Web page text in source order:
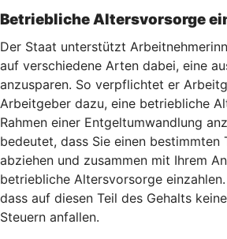
Betriebliche Altersvorsorge
Der Staat unterstützt
auf verschiedene Arten dabei, eine
anzusparen. So verpflichtet er
Arbeitgeber dazu, eine betriebliche
Rahmen einer Entgeltumwandlung
bedeutet, dass Sie einen bestimmten
abziehen und zusammen mit Ihrem
betriebliche Altersvorsorge
dass auf diesen Teil des Gehalts
Steuern anfallen.